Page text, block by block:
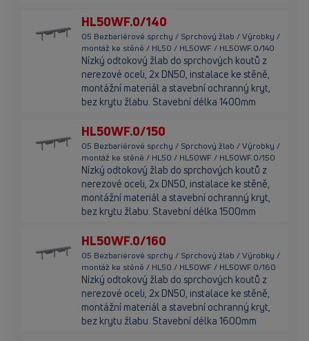
HL50WF.0/140
05 Bezbariérové sprchy / Sprchový žlab / Výrobky /
montáž ke stěně / HL50 / HL50WF / HL50WF.0/140
Nízký odtokový žlab do sprchových koutů z
nerezové oceli, 2x DN50, instalace ke stěně,
montážní materiál a stavební ochranný kryt,
bez krytu žlabu. Stavební délka 1400mm
HL50WF.0/150
05 Bezbariérové sprchy / Sprchový žlab / Výrobky /
montáž ke stěně / HL50 / HL50WF / HL50WF.0/150
Nízký odtokový žlab do sprchových koutů z
nerezové oceli, 2x DN50, instalace ke stěně,
montážní materiál a stavební ochranný kryt,
bez krytu žlabu. Stavební délka 1500mm
HL50WF.0/160
05 Bezbariérové sprchy / Sprchový žlab / Výrobky /
montáž ke stěně / HL50 / HL50WF / HL50WF.0/160
Nízký odtokový žlab do sprchových koutů z
nerezové oceli, 2x DN50, instalace ke stěně,
montážní materiál a stavební ochranný kryt,
bez krytu žlabu. Stavební délka 1600mm